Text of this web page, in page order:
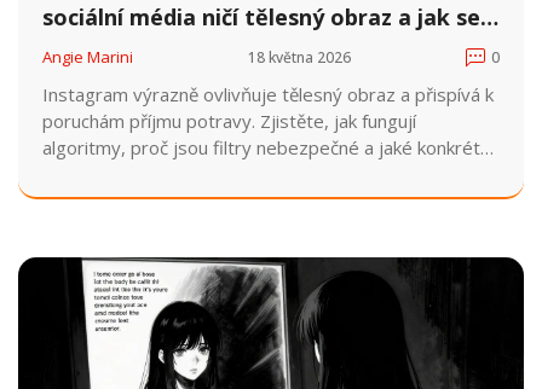
sociální média ničí tělesný obraz a jak se
léčit
Angie Marini 18 května 2026 0
Instagram výrazně ovlivňuje tělesný obraz a přispívá k
poruchám příjmu potravy. Zjistěte, jak fungují
algoritmy, proč jsou filtry nebezpečné a jaké konkrétní
podniknout pro léčbu a prevenci.